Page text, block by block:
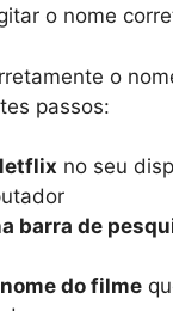
o nome
o
passos:
no seu
barra de
do filme